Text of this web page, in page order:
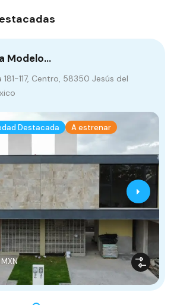
Modelo…
181-117, Centro, 58350 Jesús del
Destacada A estrenar
MXN